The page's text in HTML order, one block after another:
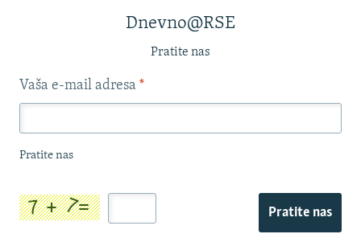
Dnevno@RSE
Pratite nas
Vaša e-mail adresa *
Pratite nas
Pratite nas